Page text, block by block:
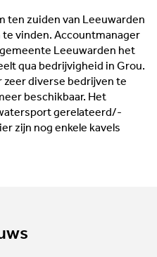
ten zuiden van Leeuwarden
vinden. Accountmanager
Leeuwarden het
qua bedrijvigheid in Grou.
zeer diverse bedrijven te
beschikbaar. Het
gerelateerd/-
zijn nog enkele kavels